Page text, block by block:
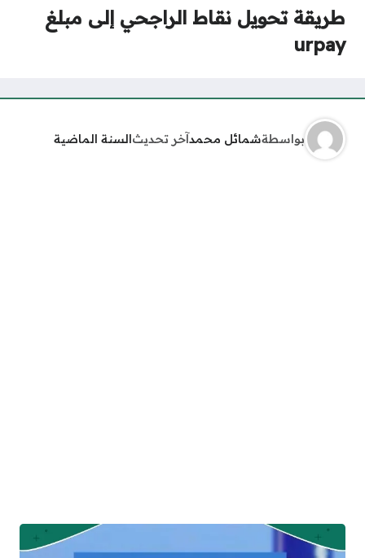
طريقة تحويل نقاط الراجحي إلى مبلغ
urpay
بواسطةشمائل محمدآخر تحديثالسنة الماضية